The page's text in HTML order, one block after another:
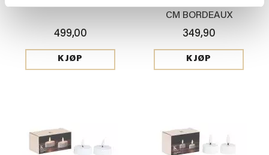
499,00
KJØP
CM BORDEAUX
349,90
KJØP